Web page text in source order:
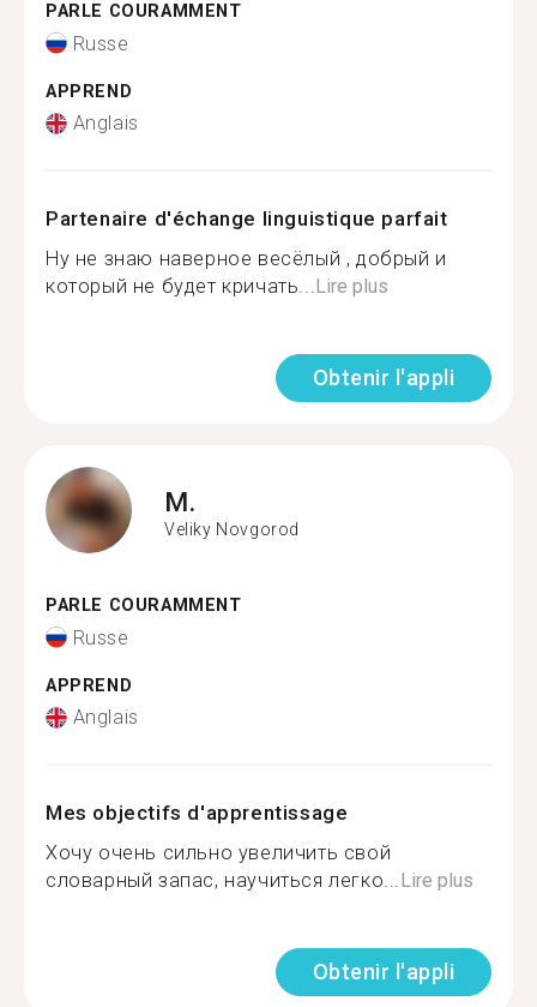
PARLE COURAMMENT
Russe
APPREND
Anglais
Partenaire d'échange linguistique parfait
Ну не знаю наверное весёлый , добрый и
который не будет кричать...Lire plus
Obtenir l'appli
M.
Veliky Novgorod
PARLE COURAMMENT
Russe
APPREND
Anglais
Mes objectifs d'apprentissage
Хочу очень сильно увеличить свой
словарный запас, научиться легко...Lire plus
Obtenir l'appli